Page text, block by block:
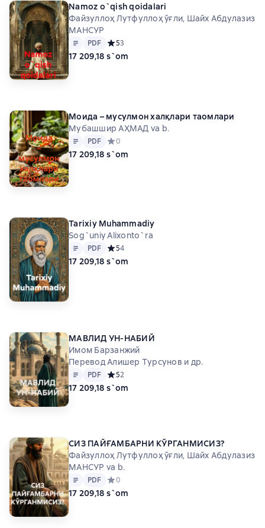
Namoz o`qish qoidalari
Файзуллоҳ Лутфуллоҳ ўғли, Шайх Абдулазиз
МАНСУР
Matn PDF
PDF Средний рейтинг 5 на основе 3 оценок
53
17 209,18 s`om
Моида – мусулмон халқлари таомлари
Мубашшир АҲМАД va b.
Matn PDF
PDF Средний рейтинг 0 на основе 0 оценок
0
17 209,18 s`om
Tarixiy Muhammadiy
Sog`uniy Alixonto`ra
Matn PDF
PDF Средний рейтинг 5 на основе 4 оценок
54
17 209,18 s`om
МАВЛИД УН-НАБИЙ
Имом Барзанжий
Перевод Алишер Турсунов и др.
Matn PDF
PDF Средний рейтинг 5 на основе 2 оценок
52
17 209,18 s`om
СИЗ ПАЙҒАМБАРНИ КЎРГАНМИСИЗ?
Файзуллоҳ Лутфуллоҳ ўғли, Шайх Абдулазиз
МАНСУР va b.
Matn PDF
PDF Средний рейтинг 0 на основе 0 оценок
0
17 209,18 s`om